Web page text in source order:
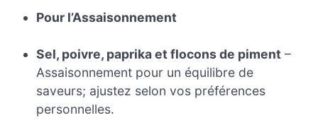
Pour l’Assaisonnement
Sel, poivre, paprika et flocons de piment –
Assaisonnement pour un équilibre de
saveurs; ajustez selon vos préférences
personnelles.